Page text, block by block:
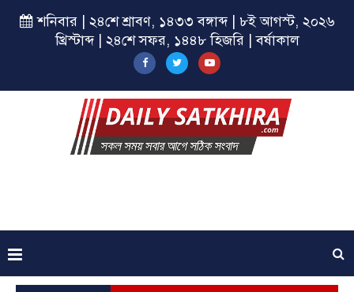
শনিবার | ২৪শে শ্রাবণ, ১৪৩৩ বঙ্গাব্দ | ৮ই আগস্ট, ২০২৬
খ্রিস্টাব্দ | ২৪শে সফর, ১৪৪৮ হিজরি | বর্ষাকাল